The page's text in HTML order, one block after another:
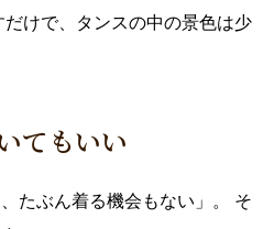
けで、タンスの中の景色は少
てもいい
たぶん着る機会もない」。 そ